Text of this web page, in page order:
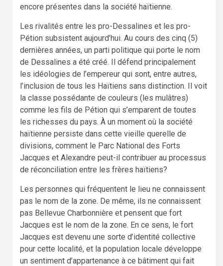
encore présentes dans la société haïtienne.
Les rivalités entre les pro-Dessalines et les pro-
Pétion subsistent aujourd’hui. Au cours des cinq (5)
dernières années, un parti politique qui porte le nom
de Dessalines a été créé. Il défend principalement
les idéologies de l’empereur qui sont, entre autres,
l’inclusion de tous les Haïtiens sans distinction. Il voit
la classe possédante de couleurs (les mulâtres)
comme les fils de Pétion qui s’emparent de toutes
les richesses du pays. À un moment où la société
haïtienne persiste dans cette vieille querelle de
divisions, comment le Parc National des Forts
Jacques et Alexandre peut-il contribuer au processus
de réconciliation entre les frères haïtiens?
Les personnes qui fréquentent le lieu ne connaissent
pas le nom de la zone. De même, ils ne connaissent
pas Bellevue Charbonnière et pensent que fort
Jacques est le nom de la zone. En ce sens, le fort
Jacques est devenu une sorte d’identité collective
pour cette localité, et la population locale développe
un sentiment d’appartenance à ce bâtiment qui fait